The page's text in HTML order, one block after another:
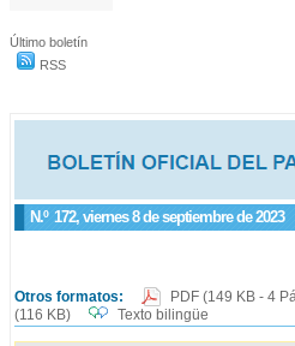
Último boletín
RSS
N.º 172, viernes 8 de septiembre de 2023
Otros formatos: PDF (149 KB - 4
(116 KB)
Texto bilingüe